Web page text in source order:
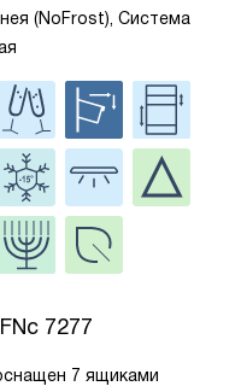
(NoFrost), Система
7277
7 ящиками